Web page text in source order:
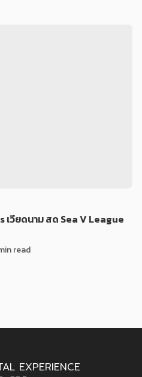
วียดนาม สด Sea V League
read
EXPERIENCE